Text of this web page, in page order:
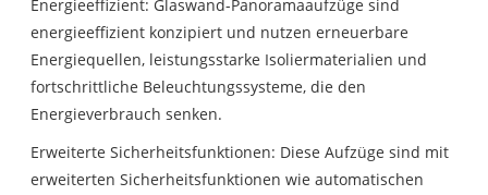
Energieeffizient: Glaswand-Panoramaaufzüge sind
energieeffizient konzipiert und nutzen erneuerbare
Energiequellen, leistungsstarke Isoliermaterialien und
fortschrittliche Beleuchtungssysteme, die den
Energieverbrauch senken.
Erweiterte Sicherheitsfunktionen: Diese Aufzüge sind mit
erweiterten Sicherheitsfunktionen wie automatischen